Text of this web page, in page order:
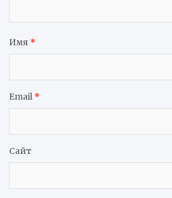
Имя *
Email *
Сайт